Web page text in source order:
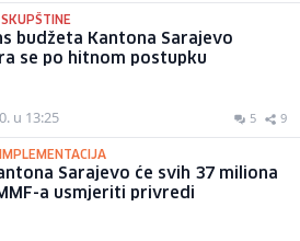
budžeta Kantona Sarajevo
se po hitnom postupku
u 13:25 5 9
Sarajevo će svih 37 miliona
a usmjeriti privredi